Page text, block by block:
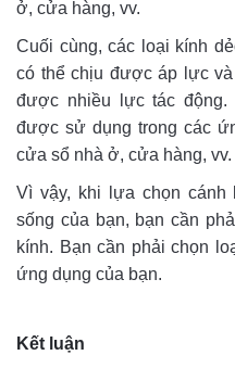
ở, cửa hàng, vv.
Cuối cùng, các loại kính
có thể chịu được áp lực
được nhiều lực tác
được sử dụng trong các
cửa sổ nhà ở, cửa hàng, vv.
Vì vậy, khi lựa chọn
sống của bạn, bạn cần
kính. Bạn cần phải chọn
ứng dụng của bạn.
Kết luận